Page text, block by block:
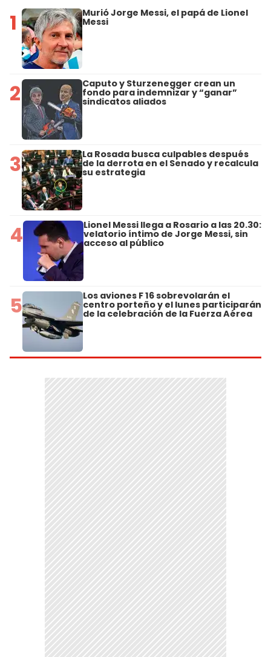
1 Murió Jorge Messi, el papá de Lionel
Messi
2 Caputo y Sturzenegger crean un
fondo para indemnizar y “ganar”
sindicatos aliados
3 La Rosada busca culpables después
de la derrota en el Senado y recalcula
su estrategia
4 Lionel Messi llega a Rosario a las 20.30:
velatorio íntimo de Jorge Messi, sin
acceso al público
5 Los aviones F 16 sobrevolarán el
centro porteño y el lunes participarán
de la celebración de la Fuerza Aérea